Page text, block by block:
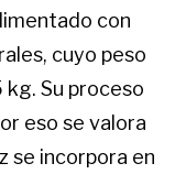
con
cuyo peso
Su proceso
eso se valora
se incorpora en